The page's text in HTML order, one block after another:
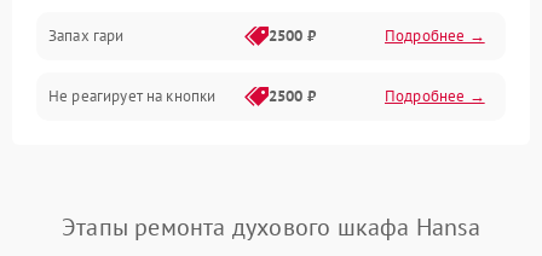
Запах гари 2500 ₽ Подробнее →
Не реагирует на кнопки 2500 ₽ Подробнее →
Этапы ремонта духового шкафа Hansa